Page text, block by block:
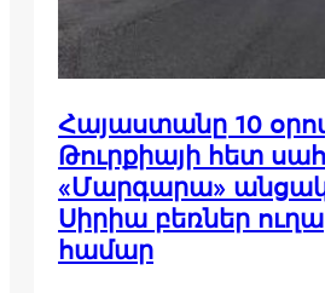
Հայաստանը 10
Թուրքիայի հետ
«Մարգարա»
Սիրիա բեռներ
համար